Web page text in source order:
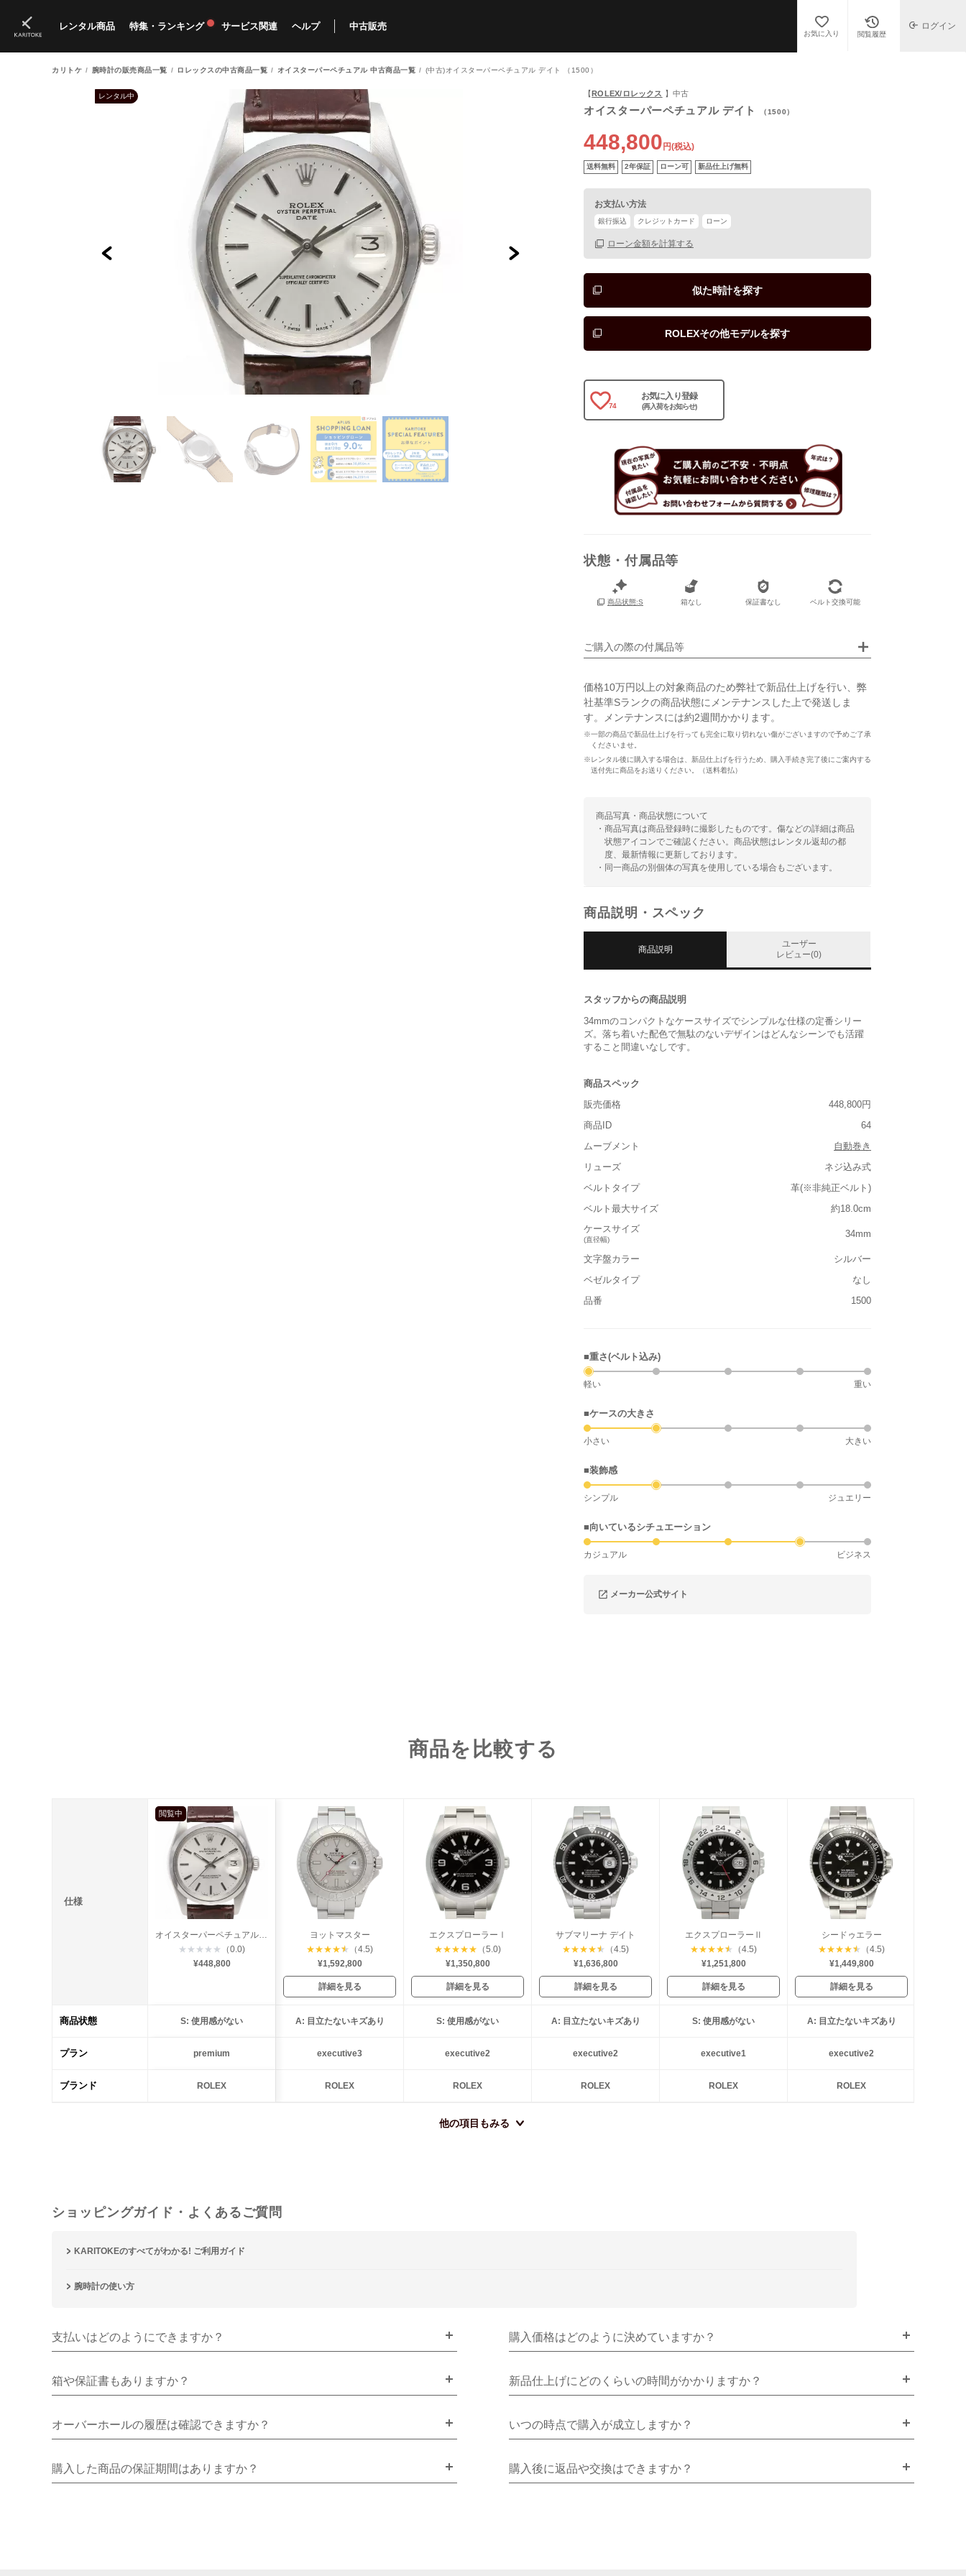
レンタル商品
ブランド一覧 すべての商品 新入荷商品 新規限定商品 購入可能商品
特集・ランキング
特集 ランキング
サービス関連
料金プラン 獲得できるポイント カリトケとは？
ヘルプ
ご利用方法 Q&A
中古販売
中古販売商品 ブランド一覧 中古販売について
お気に入り 閲覧履歴
ログイン
カリトケ 腕時計の販売商品一覧 ロレックスの中古商品一覧 オイスターパーペチュアル 中古商品一覧 (中古)オイスターパーペチュアル デイト （1500）
レンタル中 【ROLEX/ロレックス 】中古
オイスターパーペチュアル デイト （1500）
448,800 円(税込)
送料無料 2年保証 ローン可 新品仕上げ無料
お支払い方法
銀行振込 クレジットカード ローン
ローン金額を計算する
似た時計を探す
ROLEXその他モデルを探す
74
お気に入り登録
(再入荷をお知らせ)
状態・付属品等
商品状態:S 箱なし 保証書なし ベルト交換可能
ご購入の際の付属品等
なし
価格10万円以上の対象商品のため弊社で新品仕上げを行い、弊
社基準Sランクの商品状態にメンテナンスした上で発送しま
す。メンテナンスには約2週間かかります。
※一部の商品で新品仕上げを行っても完全に取り切れない傷がございますので予めご了承
くださいませ。
※レンタル後に購入する場合は、新品仕上げを行うため、購入手続き完了後にご案内する
送付先に商品をお送りください。（送料着払）
商品写真・商品状態について
・商品写真は商品登録時に撮影したものです。傷などの詳細は商品
状態アイコンでご確認ください。商品状態はレンタル返却の都
度、最新情報に更新しております。
・同一商品の別個体の写真を使用している場合もございます。
商品説明・スペック
商品説明
ユーザー
レビュー(0)
スタッフからの商品説明
34mmのコンパクトなケースサイズでシンプルな仕様の定番シリー
ズ。落ち着いた配色で無駄のないデザインはどんなシーンでも活躍
すること間違いなしです。
商品スペック
販売価格
448,800円
商品ID
64
ムーブメント
自動巻き
リューズ
ネジ込み式
ベルトタイプ
革(※非純正ベルト)
ベルト最大サイズ
約18.0cm
ケースサイズ
(直径幅)
34mm
文字盤カラー
シルバー
ベゼルタイプ
なし
品番
1500
■重さ(ベルト込み)
軽い 重い
■ケースの大きさ
小さい 大きい
■装飾感
シンプル ジュエリー
■向いているシチュエーション
カジュアル ビジネス
メーカー公式サイト
商品を比較する
仕様
閲覧中
オイスターパーペチュアル デイト
★ ★ ★ ★ ★
（0.0)
¥448,800
ヨットマスター
★★★★★
（4.5)
¥1,592,800
詳細を見る
エクスプローラーⅠ
★★★★★ （5.0)
¥1,350,800
詳細を見る
サブマリーナ デイト
★★★★★
（4.5)
¥1,636,800
詳細を見る
エクスプローラーⅡ
★★★★★
（4.5)
¥1,251,800
詳細を見る
シードゥエラー
★★★★★
（4.5)
¥1,449,800
詳細を見る
商品状態 S: 使用感がない A: 目立たないキズあり S: 使用感がない A: 目立たないキズあり S: 使用感がない A: 目立たないキズあり
プラン premium executive3 executive2 executive2 executive1 executive2
ブランド ROLEX ROLEX ROLEX ROLEX ROLEX ROLEX
他の項目もみる
ショッピングガイド・よくあるご質問
KARITOKEのすべてがわかる! ご利用ガイド
腕時計の使い方
支払いはどのようにできますか？ 購入価格はどのように決めていますか？
箱や保証書もありますか？ 新品仕上げにどのくらいの時間がかかりますか？
オーバーホールの履歴は確認できますか？ いつの時点で購入が成立しますか？
購入した商品の保証期間はありますか？ 購入後に返品や交換はできますか？